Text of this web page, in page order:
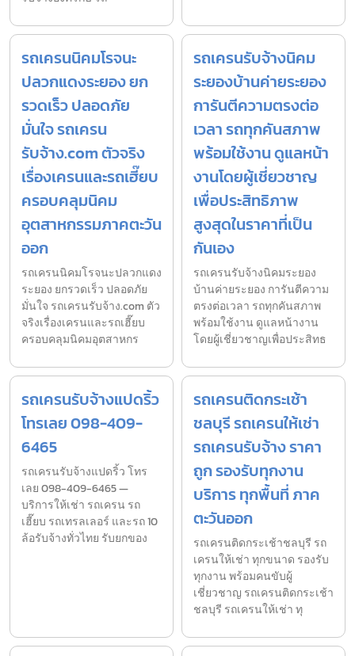
รถเครนนิคมโรจนะ
ปลวกแดงระยอง ยก
รวดเร็ว ปลอดภัย
มั่นใจ รถเครน
รับจ้าง.com ตัวจริง
เรื่องเครนและรถเฮี๊ยบ
ครอบคลุมนิคม
อุตสาหกรรมภาคตะวัน
ออก
รถเครนนิคมโรจนะปลวกแดง
ระยอง ยกรวดเร็ว ปลอดภัย
มั่นใจ รถเครนรับจ้าง.com ตัว
จริงเรื่องเครนและรถเฮี๊ยบ
ครอบคลุมนิคมอุตสาหกร
รถเครนรับจ้างนิคม
ระยองบ้านค่ายระยอง
การันตีความตรงต่อ
เวลา รถทุกคันสภาพ
พร้อมใช้งาน ดูแลหน้า
งานโดยผู้เชี่ยวชาญ
เพื่อประสิทธิภาพ
สูงสุดในราคาที่เป็น
กันเอง
รถเครนรับจ้างนิคมระยอง
บ้านค่ายระยอง การันตีความ
ตรงต่อเวลา รถทุกคันสภาพ
พร้อมใช้งาน ดูแลหน้างาน
โดยผู้เชี่ยวชาญเพื่อประสิทธ
รถเครนรับจ้างแปดริ้ว
โทรเลย 098-409-
6465
รถเครนรับจ้างแปดริ้ว โทร
เลย 098-409-6465 —
บริการให้เช่า รถเครน รถ
เฮี๊ยบ รถเทรลเลอร์ และรถ 10
ล้อรับจ้างทั่วไทย รับยกของ
รถเครนติดกระเช้า
ชลบุรี รถเครนให้เช่า
รถเครนรับจ้าง ราคา
ถูก รองรับทุกงาน
บริการ ทุกพื้นที่ ภาค
ตะวันออก
รถเครนติดกระเช้าชลบุรี รถ
เครนให้เช่า ทุกขนาด รองรับ
ทุกงาน พร้อมคนขับผู้
เชี่ยวชาญ รถเครนติดกระเช้า
ชลบุรี รถเครนให้เช่า ทุ